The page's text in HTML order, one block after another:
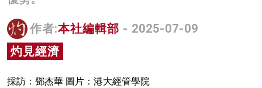
名家榜
灼見活動
關於我們
作者:本社編輯部 - 2025-07-09
灼見經濟
採訪：鄧杰華 圖片：港大經管學院